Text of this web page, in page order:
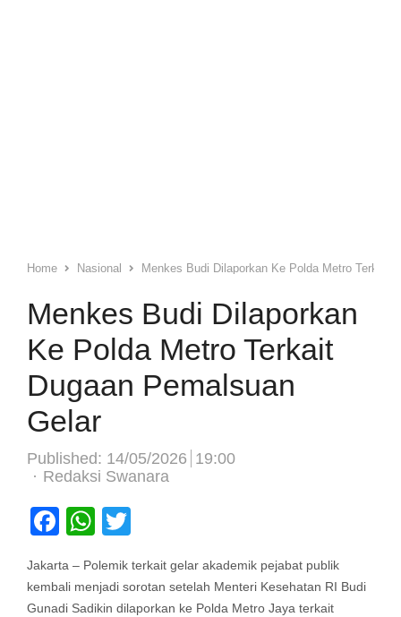
Home Nasional Menkes Budi Dilaporkan Ke Polda Metro Terkait
Menkes Budi Dilaporkan
Ke Polda Metro Terkait
Dugaan Pemalsuan
Gelar
Published: 14/05/2026 19:00
Author
Redaksi Swanara
Facebook
WhatsApp
Jakarta – Polemik terkait gelar akademik pejabat publik
kembali menjadi sorotan setelah Menteri Kesehatan RI Budi
Gunadi Sadikin dilaporkan ke Polda Metro Jaya terkait